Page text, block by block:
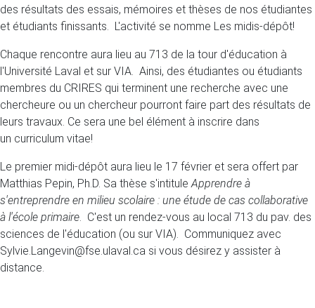
des résultats des essais, mémoires et thèses de nos étudiantes
et étudiants finissants. L'activité se nomme Les midis-dépôt!
Chaque rencontre aura lieu au 713 de la tour d'éducation à
l'Université Laval et sur VIA. Ainsi, des étudiantes ou étudiants
membres du CRIRES qui terminent une recherche avec une
chercheure ou un chercheur pourront faire part des résultats de
leurs travaux. Ce sera une bel élément à inscrire dans
un curriculum vitae!
Le premier midi-dépôt aura lieu le 17 février et sera offert par
Matthias Pepin, Ph.D. Sa thèse s'intituleApprendre à
s'entreprendre en milieu scolaire : une étude de cas collaborative
à l'école primaire. C'est un rendez-vous au local 713 du pav. des
sciences de l'éducation (ou sur VIA). Communiquez avec
Sylvie.Langevin@fse.ulaval.ca si vous désirez y assister à
distance.